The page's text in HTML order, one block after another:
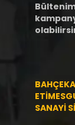
SANAYİ